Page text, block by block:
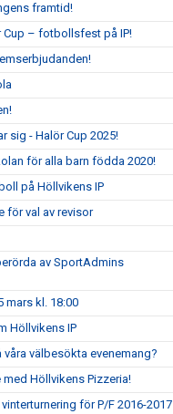
framtid!
Cup – fotbollsfest på IP!
sig - Halör Cup 2025!
för alla barn födda 2020!
på Höllvikens IP
för val av revisor
av SportAdmins
mars kl. 18:00
Höllvikens IP
välbesökta evenemang?
med Höllvikens Pizzeria!
för P/F 2016-2017